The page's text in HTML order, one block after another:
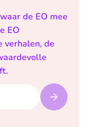
de EO mee
EO
verhalen, de